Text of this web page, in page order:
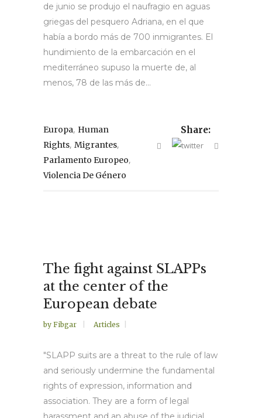
de junio se produjo el naufragio en aguas
griegas del pesquero Adriana, en el que
había a bordo más de 700 inmigrantes. El
hundimiento de la embarcación en el
mediterráneo supuso la muerte de, al
menos, 78 de las más de...
Europa, Human
Rights, Migrantes,
Parlamento Europeo,
Violencia De Género
Share:
The fight against SLAPPs
at the center of the
European debate
by Fibgar Articles
"SLAPP suits are a threat to the rule of law
and seriously undermine the fundamental
rights of expression, information and
association. They are a form of legal